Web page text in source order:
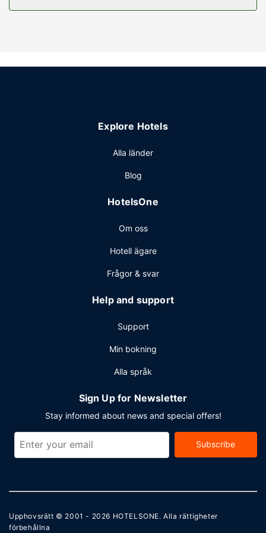
Bekvämligheter på anläggningen
lobbyn.
med andra gäster - här erbjuds alla gäster gratis
service dygnet runt och expressincheckning. Planerar du
konferensutrymmen på upp till 80 kvadratmeter, däribland
Explore Hotels
Alla länder
Blog
HotelsOne
Om oss
Hotell ägare
Frågor & svar
Help and support
Support
Min bokning
Alla språk
Sign Up for Newsletter
Stay informed about news and special offers!
Subscribe
Upphovsrätt © 2001 - 2026 HOTELSONE. Alla rättigheter
förbehållna